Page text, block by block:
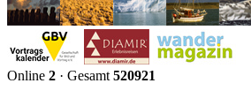
Online 2 · Gesamt 520921